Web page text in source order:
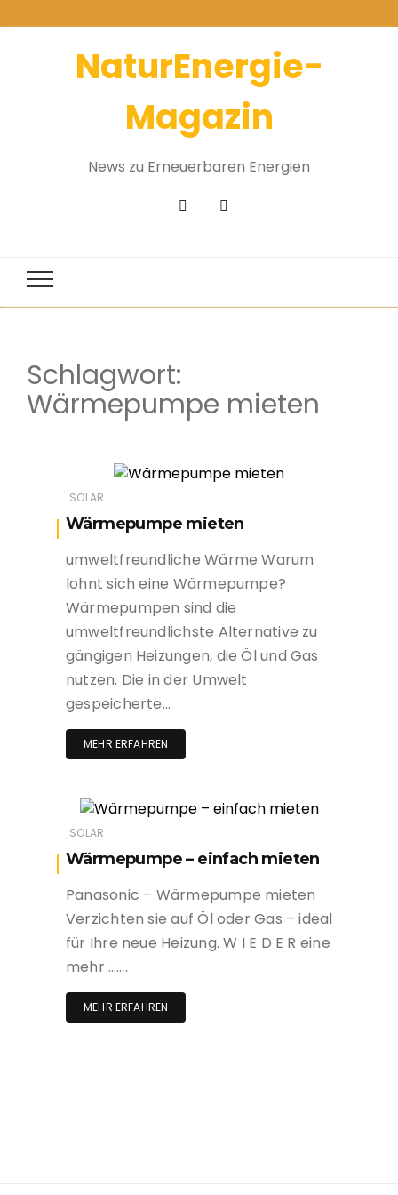
NaturEnergie-
Magazin
News zu Erneuerbaren Energien
Schlagwort:
Wärmepumpe mieten
SOLAR
Wärmepumpe mieten
umweltfreundliche Wärme Warum
lohnt sich eine Wärmepumpe?
Wärmepumpen sind die
umweltfreundlichste Alternative zu
gängigen Heizungen, die Öl und Gas
nutzen. Die in der Umwelt
gespeicherte…
MEHR ERFAHREN
SOLAR
Wärmepumpe – einfach mieten
Panasonic – Wärmepumpe mieten
Verzichten sie auf Öl oder Gas – ideal
für Ihre neue Heizung. W I E D E R eine
mehr …….
MEHR ERFAHREN